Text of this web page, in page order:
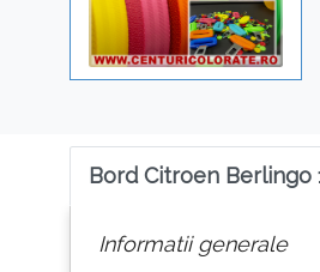
Bord Citroen Berlingo
Informatii generale